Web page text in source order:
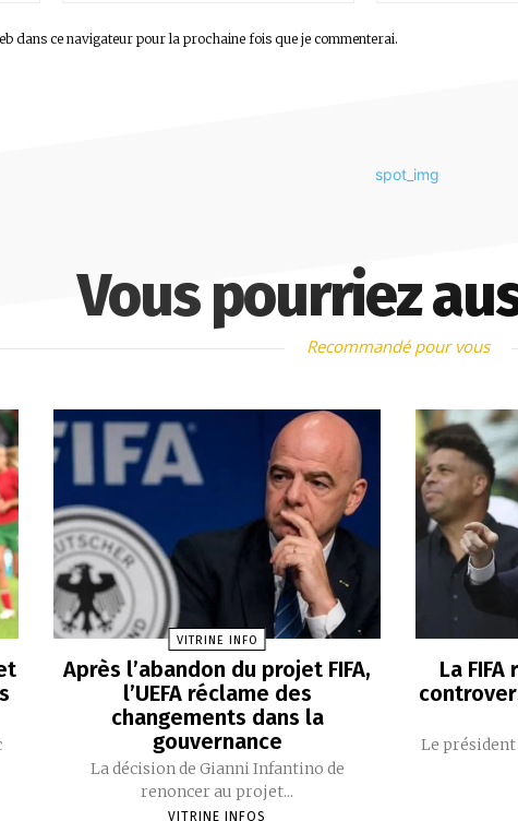
dans ce navigateur pour la prochaine fois que je commenterai.
Vous pourriez
Recommandé pour vous
VITRINE INFO
Après l’abandon du projet FIFA,
l’UEFA réclame des
changements dans la
gouvernance
La décision de Gianni Infantino de
renoncer au projet...
VITRINE INFOS
La
Le président